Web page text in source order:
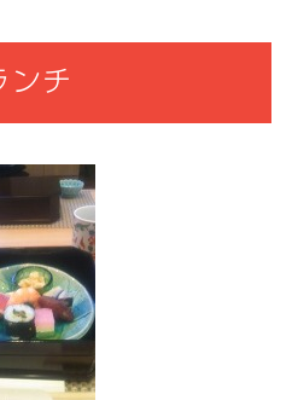
ンチ